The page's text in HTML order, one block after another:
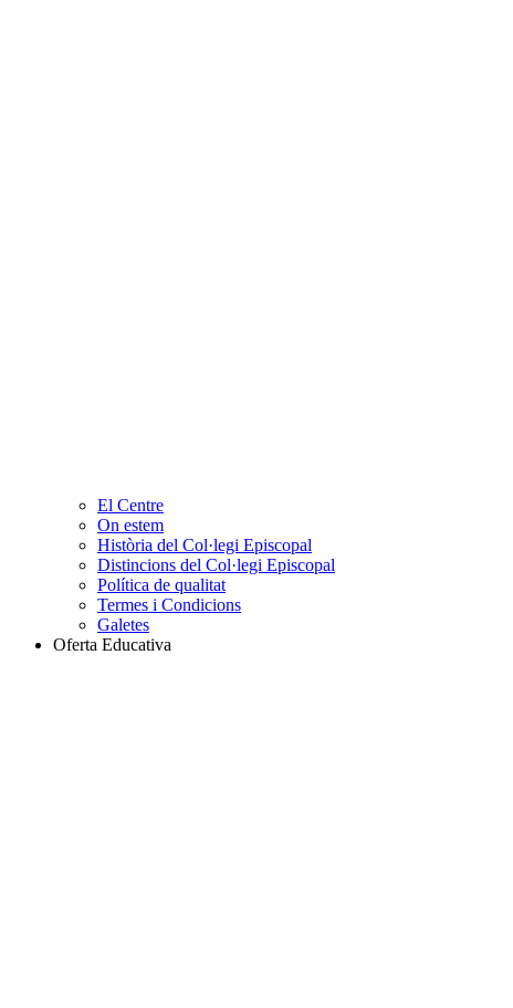
El Centre
On estem
Història del Col·legi Episcopal
Distincions del Col·legi Episcopal
Política de qualitat
Termes i Condicions
Galetes
Oferta Educativa